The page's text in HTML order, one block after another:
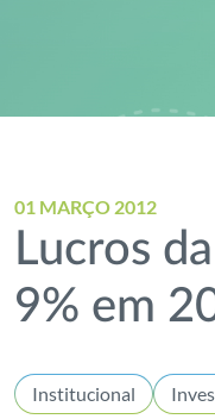
01 MARÇO 2012
Lucros
9% em
Institucional